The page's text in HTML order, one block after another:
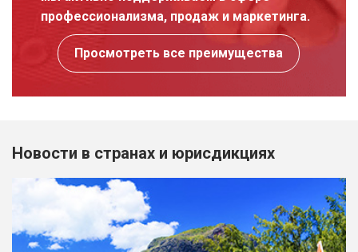
профессионализма, продаж и маркетинга.
Просмотреть все преимущества
Новости в странах и юрисдикциях